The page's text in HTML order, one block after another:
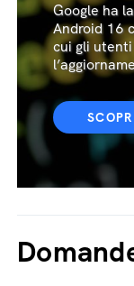
Google ha
Android 16
cui gli